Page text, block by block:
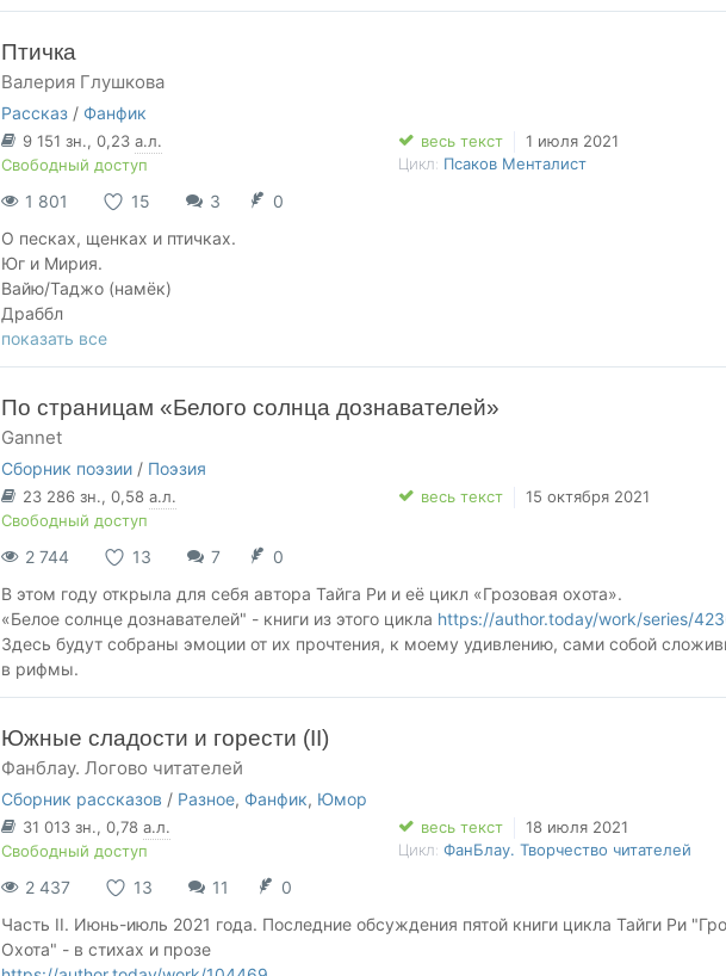
Птичка
Валерия Глушкова
Рассказ / Фанфик
9 151 зн., 0,23 а.л.
Свободный доступ
весь текст
1 июля 2021
Цикл: Псаков Менталист
1 801 15 3
0
О песках, щенках и птичках.
Юг и Мирия.
Вайю/Таджо (намёк)
Драббл
G
Сайдстори.
(Грозовая охота), а также Белому солнцу дознавателей.
показать все
По страницам «Белого солнца дознавателей»
Gannet
Сборник поэзии / Поэзия
23 286 зн., 0,58 а.л.
Свободный доступ
весь текст 15 октября 2021
2 744 13 7
0
В этом году открыла для себя автора Тайга Ри и её цикл «Грозовая охота».
«Белое солнце дознавателей" - книги из этого цикла https://author.today/work/series/
Здесь будут собраны эмоции от их прочтения, к моему удивлению, сами собой
в рифмы.
Южные сладости и горести (II)
Фанблау. Логово читателей
Сборник рассказов / Разное, Фанфик, Юмор
31 013 зн., 0,78 а.л.
Свободный доступ
весь текст
18 июля 2021
Цикл: ФанБлау. Творчество читателей
2 437 13 11
0
Часть II. Июнь-июль 2021 года. Последние обсуждения пятой книги цикла Тайги Ри
Охота" - в стихах и прозе